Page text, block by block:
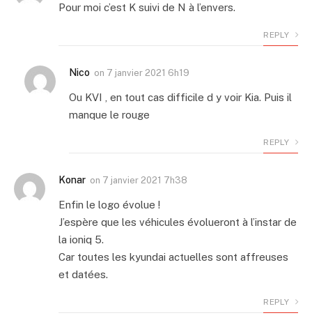
Pour moi c’est K suivi de N à l’envers.
REPLY
Nico on 7 janvier 2021 6h19
Ou KVI , en tout cas difficile d y voir Kia. Puis il
manque le rouge
REPLY
Konar on 7 janvier 2021 7h38
Enfin le logo évolue !
J’espère que les véhicules évolueront à l’instar de
la ioniq 5.
Car toutes les kyundai actuelles sont affreuses
et datées.
REPLY